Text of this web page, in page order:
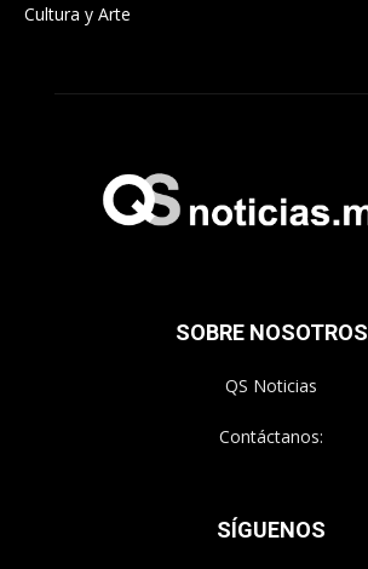
Cultura y Arte
SOBRE NOSOTROS
QS Noticias
Contáctanos:
SÍGUENOS